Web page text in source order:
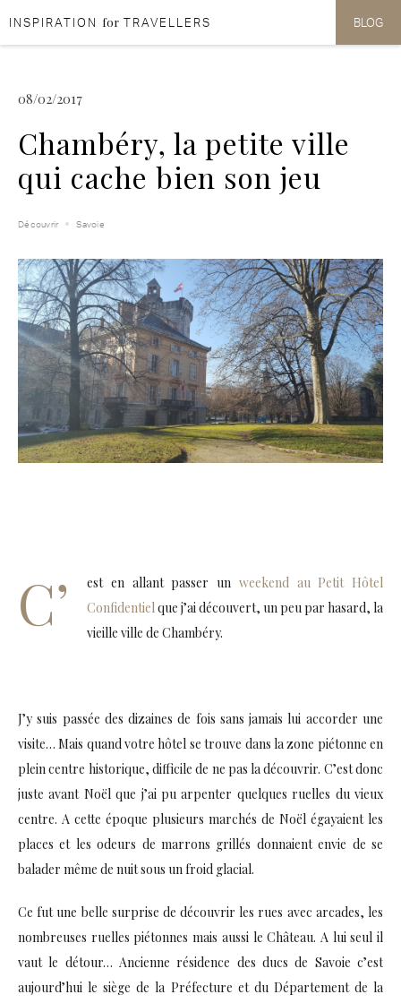
Aller au contenu
Aller au menu
INSPIRATION for TRAVELLERS BLOG
08/02/2017
Chambéry, la petite ville
qui cache bien son jeu
Découvrir Savoie
C’ est en allant passer un weekend au Petit Hôtel
Confidentielque j’ai découvert, un peu par hasard, la
vieille ville de Chambéry.
J’y suis passée des dizaines de fois sans jamais lui accorder une
visite… Mais quand votre hôtel se trouve dans la zone piétonne en
plein centre historique, difficile de ne pas la découvrir. C’est donc
juste avant Noël que j’ai pu arpenter quelques ruelles du vieux
centre. A cette époque plusieurs marchés de Noël égayaient les
places et les odeurs de marrons grillés donnaient envie de se
balader même de nuit sous un froid glacial.
Ce fut une belle surprise de découvrir les rues avec arcades, les
nombreuses ruelles piétonnes mais aussi le Château. A lui seul il
vaut le détour… Ancienne résidence des ducs de Savoie c’est
aujourd’hui le siège de la Préfecture et du Département de la